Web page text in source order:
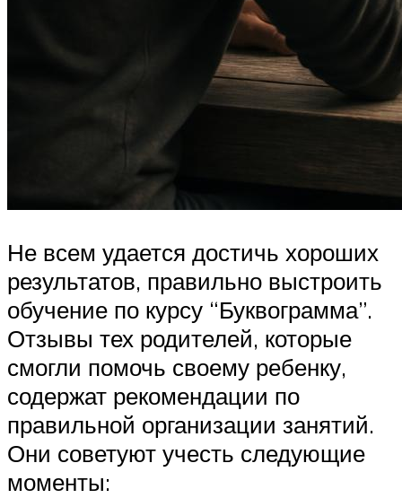
Не всем удается достичь хороших
результатов, правильно выстроить
обучение по курсу “Буквограмма”.
Отзывы тех родителей, которые
смогли помочь своему ребенку,
содержат рекомендации по
правильной организации занятий.
Они советуют учесть следующие
моменты: